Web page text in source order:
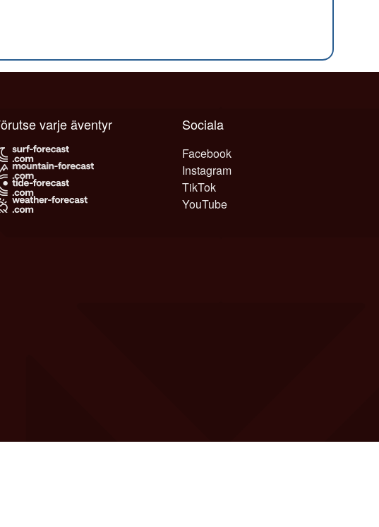
Sociala
Facebook
Instagram
TikTok
YouTube
Förutse varje äventyr